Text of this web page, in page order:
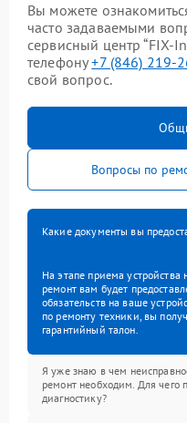
Вы можете
часто задаваемыми
сервисный центр “FIX-
телефону+7 (846) 219-
свой вопрос.
Вопросы по
Какие документы вы
На этапе приема
ремонт вам будет
обязательств на ваше
по ремонту техники, вы
гарантийный талон.
Я уже знаю в чем
ремонт необходим. Для чего
диагностику?